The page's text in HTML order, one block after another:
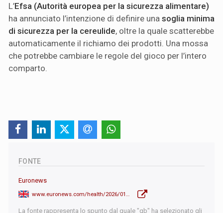
L’Efsa (Autorità europea per la sicurezza alimentare)
ha annunciato l’intenzione di definire una soglia minima
di sicurezza per la cereulide, oltre la quale scatterebbe
automaticamente il richiamo dei prodotti. Una mossa
che potrebbe cambiare le regole del gioco per l’intero
comparto.
FONTE
Euronews
La fonte rappresenta lo spunto dal quale "qb" ha selezionato gli